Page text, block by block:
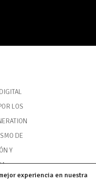
LOS
DE
Y
experiencia en nuestra